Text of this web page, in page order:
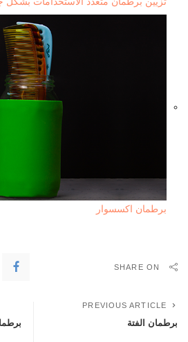
برطمان اكسسوار
SHARE ON
PREVIOUS ARTICLE
برطمان الفتة